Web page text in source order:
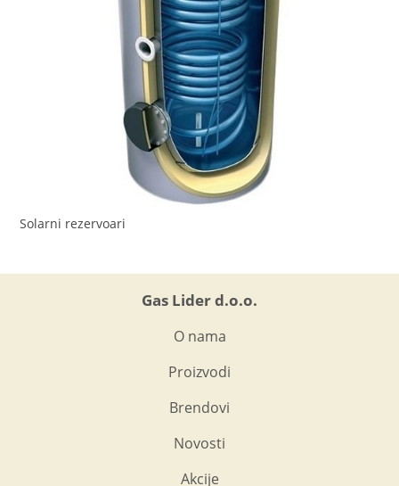
Solarni rezervoari
Gas Lider d.o.o.
O nama
Proizvodi
Brendovi
Novosti
Akcije